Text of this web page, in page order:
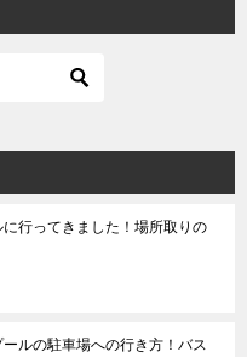
行ってきました！場所取りの
ルの駐車場への行き方！バス